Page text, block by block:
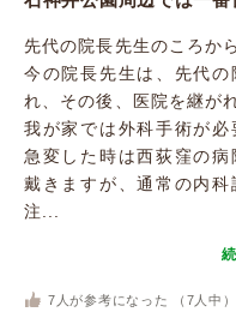
先代の院長先生のころか
今の院長先生は、先代
れ、その後、医院を継が
我が家では外科手術が
急変した時は西荻窪の
戴きますが、通常の内
注...
7 人が参考になった （ 7 人中）